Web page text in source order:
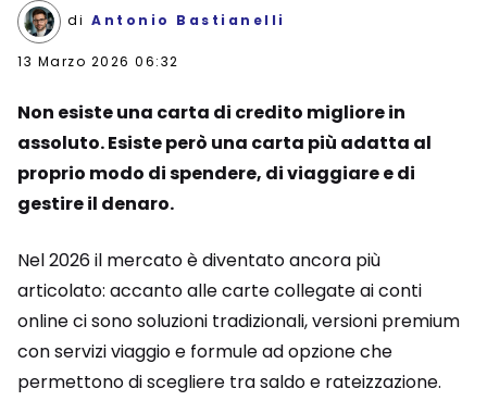
di Antonio Bastianelli
13 Marzo 2026 06:32
Non esiste una carta di credito migliore in
assoluto. Esiste però una carta più adatta al
proprio modo di spendere, di viaggiare e di
gestire il denaro.
Nel 2026 il mercato è diventato ancora più
articolato: accanto alle carte collegate ai conti
online ci sono soluzioni tradizionali, versioni premium
con servizi viaggio e formule ad opzione che
permettono di scegliere tra saldo e rateizzazione.